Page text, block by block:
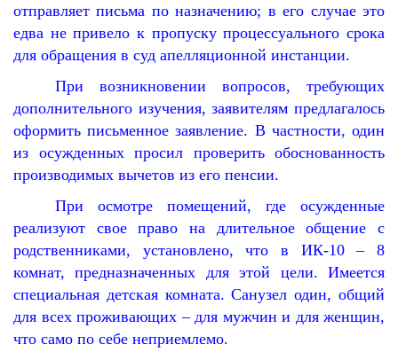
отправляет письма по назначению; в его случае это
едва не привело к пропуску процессуального срока
для обращения в суд апелляционной инстанции.
При возникновении вопросов, требующих
дополнительного изучения, заявителям предлагалось
оформить письменное заявление. В частности, один
из осужденных просил проверить обоснованность
производимых вычетов из его пенсии.
При осмотре помещений, где осужденные
реализуют свое право на длительное общение с
родственниками, установлено, что в ИК-10 – 8
комнат, предназначенных для этой цели. Имеется
специальная детская комната. Санузел один, общий
для всех проживающих – для мужчин и для женщин,
что само по себе неприемлемо.